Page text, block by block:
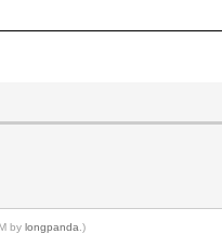
bylongpanda .)